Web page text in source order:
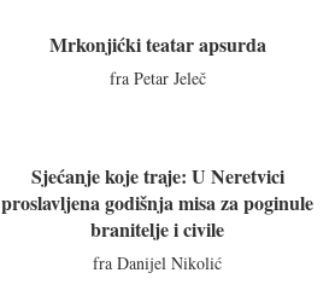
Mrkonjićki teatar apsurda
fra Petar Jeleč
Sjećanje koje traje: U Neretvici
proslavljena godišnja misa za poginule
branitelje i civile
fra Danijel Nikolić